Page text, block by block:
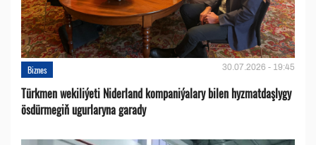
Biznes 30.07.2026 - 19:45
Türkmen wekiliýeti Niderland kompaniýalary bilen hyzmatdaşlygy
ösdürmegiň ugurlaryna garady